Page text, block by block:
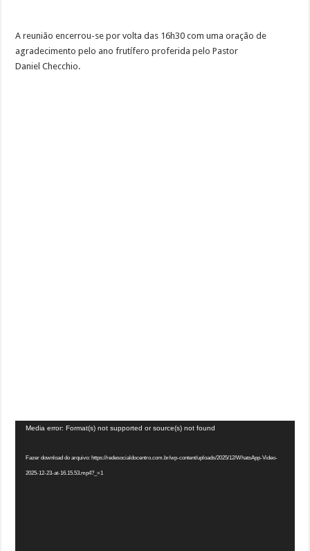
A reunião encerrou-se por volta das 16h30 com uma oração de
agradecimento pelo ano frutífero proferida pelo Pastor
Daniel Checchio.
Tocador
vídeo
Media error: Format(s) not supported or source(s) not found
Fazer download do arquivo: https://redesocialdocentro.com.br/wp-content/uploads/2025/12/WhatsApp-Video-
2025-12-23-at-16.15.53.mp4?_=1